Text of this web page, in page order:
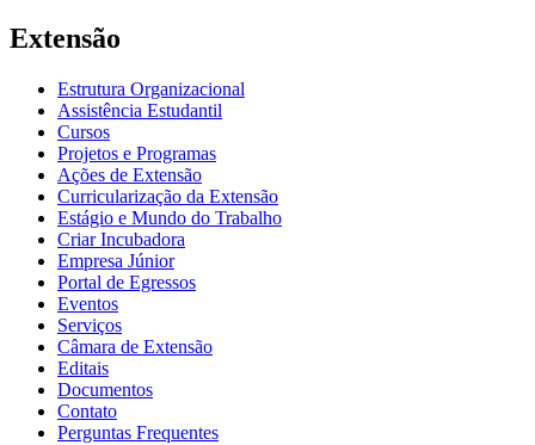
Extensão
Estrutura Organizacional
Assistência Estudantil
Cursos
Projetos e Programas
Ações de Extensão
Curricularização da Extensão
Estágio e Mundo do Trabalho
Criar Incubadora
Empresa Júnior
Portal de Egressos
Eventos
Serviços
Câmara de Extensão
Editais
Documentos
Contato
Perguntas Frequentes